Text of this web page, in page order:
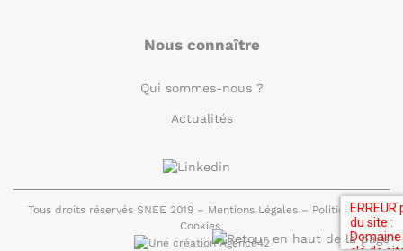
Nous connaître
Qui sommes-nous ?
Actualités
Tous droits réservés SNEE 2019 – Mentions Légales – Politique de
Cookies